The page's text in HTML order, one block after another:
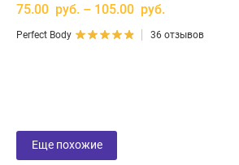
75.00 руб. – 105.00 руб.
Perfect Body 36 отзывов
Еще похожие